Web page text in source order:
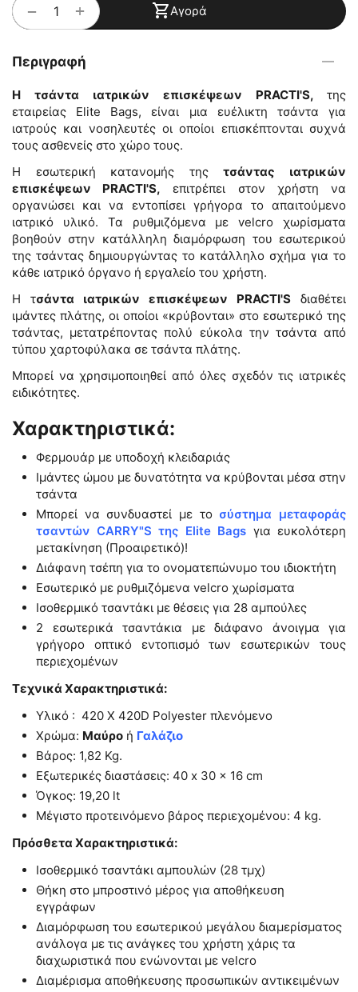
+
− Αγορά
Περιγραφή
Η τσάντα ιατρικών επισκέψεων PRACTI'S, της
εταιρείας Elite Bags, είναι μια ευέλικτη τσάντα για
ιατρούς και νοσηλευτές οι οποίοι επισκέπτονται συχνά
τους ασθενείς στο χώρο τους.
Η εσωτερική κατανομής τηςτσάντας ιατρικών
επισκέψεων PRACTI'S, επιτρέπει στον χρήστη να
οργανώσει και να εντοπίσει γρήγορα το απαιτούμενο
ιατρικό υλικό. Τα ρυθμιζόμενα με velcro χωρίσματα
βοηθούν στην κατάλληλη διαμόρφωση του εσωτερικού
της τσάντας δημιουργώντας το κατάλληλο σχήμα για το
κάθε ιατρικό όργανο ή εργαλείο του χρήστη.
Η τσάντα ιατρικών επισκέψεων PRACTI'S διαθέτει
ιμάντες πλάτης, οι οποίοι «κρύβονται» στο εσωτερικό της
τσάντας, μετατρέποντας πολύ εύκολα την τσάντα από
τύπου χαρτοφύλακα σε τσάντα πλάτης.
Μπορεί να χρησιμοποιηθεί από όλες σχεδόν τις ιατρικές
ειδικότητες.
Χαρακτηριστικά:
Φερμουάρ με υποδοχή κλειδαριάς
Ιμάντες ώμου με δυνατότητα να κρύβονται μέσα στην
τσάντα
Μπορεί να συνδυαστεί με το σύστημα μεταφοράς
τσαντών CARRY"S της Elite Bags για ευκολότερη
μετακίνηση (Προαιρετικό)!
Διάφανη τσέπη για το ονοματεπώνυμο του ιδιοκτήτη
Εσωτερικό με ρυθμιζόμενα velcro χωρίσματα
Ισοθερμικό τσαντάκι με θέσεις για 28 αμπούλες
2 εσωτερικά τσαντάκια με διάφανο άνοιγμα για
γρήγορο οπτικό εντοπισμό των εσωτερικών τους
περιεχομένων
Τεχνικά Χαρακτηριστικά:
Υλικό : 420 Χ 420D Polyester πλενόμενο
Χρώμα: Mαύρο ή Γαλάζιο
Βάρος: 1,82 Kg.
Εξωτερικές διαστάσεις: 40 x 30 x 16 cm
Όγκος: 19,20 lt
Μέγιστο προτεινόμενο βάρος περιεχομένου: 4 kg.
Πρόσθετα Χαρακτηριστικά:
Ισοθερμικό τσαντάκι αμπουλών (28 τμχ)
Θήκη στο μπροστινό μέρος για αποθήκευση
εγγράφων
Διαμόρφωση του εσωτερικού μεγάλου διαμερίσματος
ανάλογα με τις ανάγκες του χρήστη χάρις τα
διαχωριστικά που ενώνονται με velcro
Διαμέρισμα αποθήκευσης προσωπικών αντικειμένων